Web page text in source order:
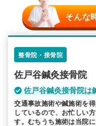
そんな
整骨院・接骨院
佐戸谷鍼灸接骨院
佐戸谷鍼灸接骨院は
交通事故施術や鍼施術を
しているので、お忙しい
す。むちうち施術は当院に